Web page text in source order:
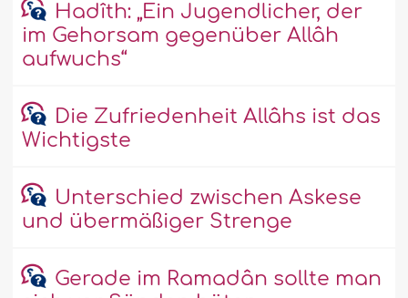
Hadîth: „Ein Jugendlicher, der
im Gehorsam gegenüber Allâh
aufwuchs“
Die Zufriedenheit Allâhs ist das
Wichtigste
Unterschied zwischen Askese
und übermäßiger Strenge
Gerade im Ramadân sollte man